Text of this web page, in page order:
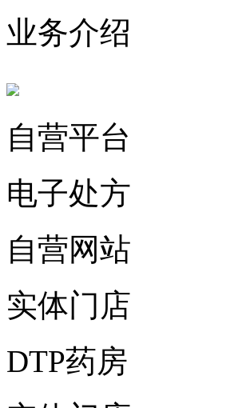
业务介绍
自营平台
电子处方
自营网站
实体门店
DTP药房